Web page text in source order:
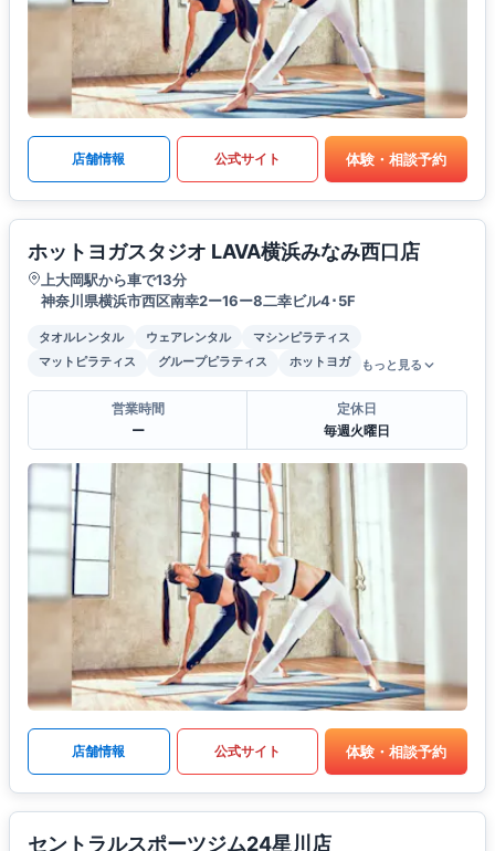
店舗情報 公式サイト 体験・相談予約
ホットヨガスタジオ LAVA横浜みなみ西口店
上大岡駅から車で13分
神奈川県横浜市西区南幸2ー16ー8二幸ビル4･5F
タオルレンタル ウェアレンタル
マシンピラティス
マットピラティス
グループピラティス ホットヨガ もっと見る
営業時間
ー
定休日
毎週火曜日
店舗情報 公式サイト 体験・相談予約
セントラルスポーツジム24星川店